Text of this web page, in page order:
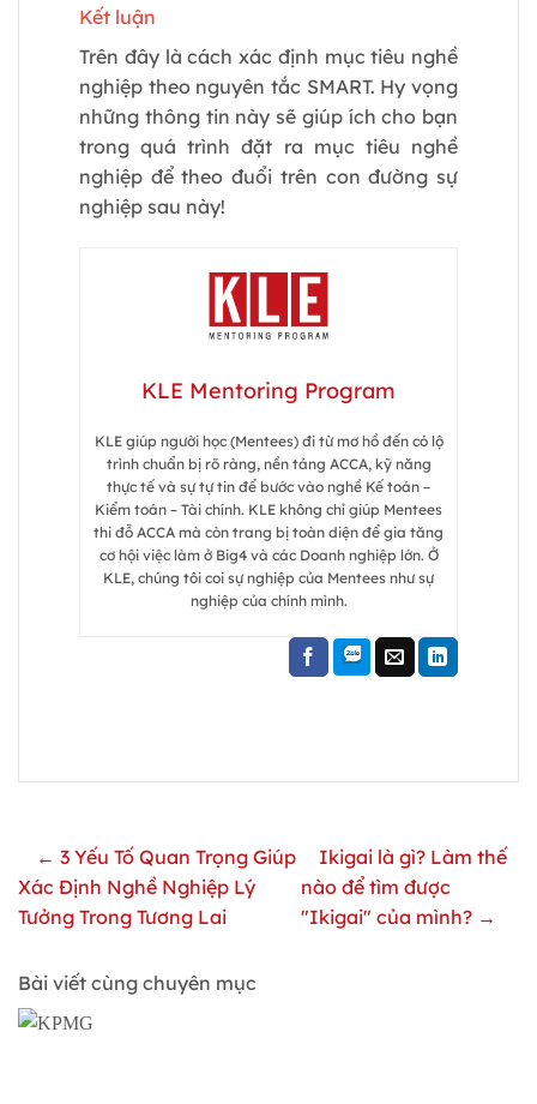
Kết luận
Trên đây là cách xác định mục tiêu nghề
nghiệp theo nguyên tắc SMART. Hy vọng
những thông tin này sẽ giúp ích cho bạn
trong quá trình đặt ra mục tiêu nghề
nghiệp để theo đuổi trên con đường sự
nghiệp sau này!
KLE Mentoring Program
KLE giúp người học (Mentees) đi từ mơ hồ đến có lộ
trình chuẩn bị rõ ràng, nền tảng ACCA, kỹ năng
thực tế và sự tự tin để bước vào nghề Kế toán –
Kiểm toán – Tài chính. KLE không chỉ giúp Mentees
thi đỗ ACCA mà còn trang bị toàn diện để gia tăng
cơ hội việc làm ở Big4 và các Doanh nghiệp lớn. Ở
KLE, chúng tôi coi sự nghiệp của Mentees như sự
nghiệp của chính mình.
← 3 Yếu Tố Quan Trọng Giúp
Xác Định Nghề Nghiệp Lý
Tưởng Trong Tương Lai
Ikigai là gì? Làm thế
nào để tìm được
"Ikigai" của mình? →
Bài viết cùng chuyên mục